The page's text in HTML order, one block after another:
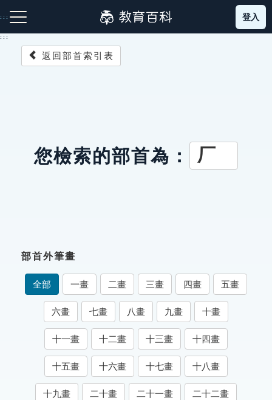
到
主
:::
成語故事
索引選單
知識索引
單字索引
生命大百科索引
遊戲專區
登入
:::
返回部首索引表
您檢索的部首為： 厂
部首外筆畫
全部 一畫 二畫 三畫 四畫 五畫
六畫 七畫 八畫 九畫 十畫
十一畫 十二畫 十三畫 十四畫
十五畫 十六畫 十七畫 十八畫
十九畫 二十畫 二十一畫 二十二畫